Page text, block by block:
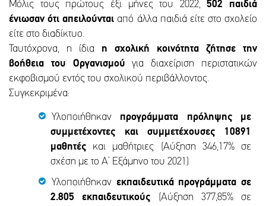
Μόλις τους πρώτους έξι μήνες του 2022,502 παιδιά
ένιωσαν ότι απειλούνται από άλλα παιδιά είτε στο σχολείο
είτε στο διαδίκτυο.
Ταυτόχρονα, η ίδια η σχολική κοινότητα ζήτησε την
βοήθεια του Οργανισμού για διαχείριση περιστατικών
εκφοβισμού εντός του σχολικού περιβάλλοντος.
Συγκεκριμένα:
Υλοποιήθηκαν προγράμματα πρόληψης με
συμμετέχοντες και συμμετέχουσες 10891
μαθητές και μαθήτριες (Αύξηση 346,17% σε
σχέση με το Α’ Εξάμηνο του 2021)
Υλοποιήθηκαν εκπαιδευτικά προγράμματα σε
2.805 εκπαιδευτικούς (Αύξηση 377,85% σε